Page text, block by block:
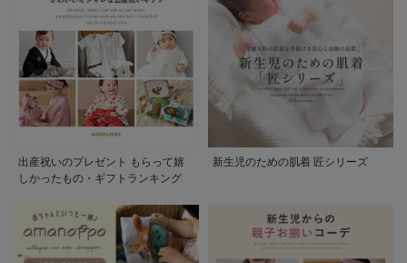
出産祝いのプレゼント もらって嬉
しかったもの・ギフトランキング
新生児のための肌着 匠シリーズ